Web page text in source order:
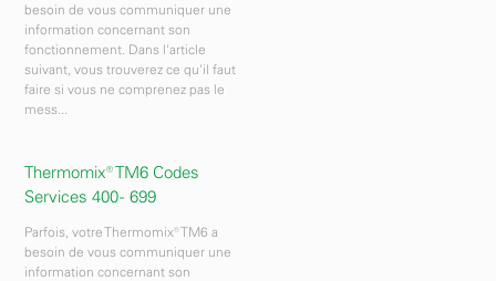
besoin de vous communiquer une
information concernant son
fonctionnement. Dans l'article
suivant, vous trouverez ce qu'il faut
faire si vous ne comprenez pas le
mess...
Thermomix® TM6 Codes
Services 400 - 699
Parfois, votre Thermomix® TM6 a
besoin de vous communiquer une
information concernant son